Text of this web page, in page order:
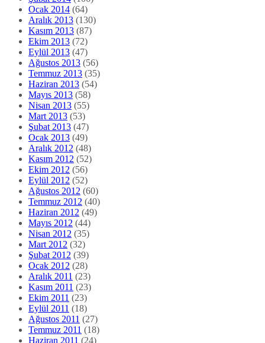
Ocak 2014 (64)
Aralık 2013 (130)
Kasım 2013 (87)
Ekim 2013 (72)
Eylül 2013 (47)
Ağustos 2013 (56)
Temmuz 2013 (35)
Haziran 2013 (54)
Mayıs 2013 (58)
Nisan 2013 (55)
Mart 2013 (53)
Şubat 2013 (47)
Ocak 2013 (49)
Aralık 2012 (48)
Kasım 2012 (52)
Ekim 2012 (56)
Eylül 2012 (52)
Ağustos 2012 (60)
Temmuz 2012 (40)
Haziran 2012 (49)
Mayıs 2012 (44)
Nisan 2012 (35)
Mart 2012 (32)
Şubat 2012 (39)
Ocak 2012 (28)
Aralık 2011 (23)
Kasım 2011 (23)
Ekim 2011 (23)
Eylül 2011 (18)
Ağustos 2011 (27)
Temmuz 2011 (18)